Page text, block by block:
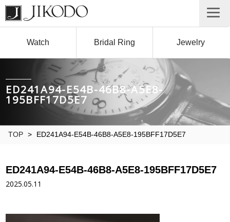
Watch Bridal Ring Jewelry
ED241A94-E54B-46B8-A5E8-
195BFF17D5E7
TOP > ED241A94-E54B-46B8-A5E8-195BFF17D5E7
ED241A94-E54B-46B8-A5E8-195BFF17D5E7
2025.05.11